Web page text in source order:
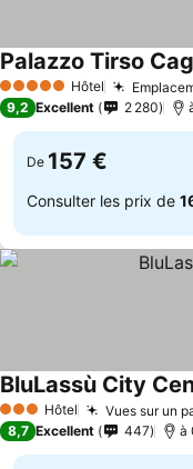
5 Étoiles Hôtel
Palazzo Tirso
9,2 Excellent 2 280
De 157 €
Consulter les prix de
3 ÉtoilesHôtel Vues sur un
BluLassù City
8,7 Excellent 447 à